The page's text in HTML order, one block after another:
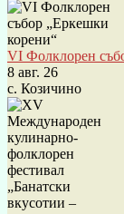
VI Фолклорен
8 авг. 26
с. Козичино